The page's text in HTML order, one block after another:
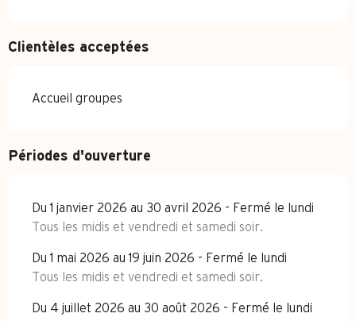
Clientèles acceptées
Accueil groupes
Périodes d'ouverture
Du 1 janvier 2026 au 30 avril 2026 - Fermé le lundi
Tous les midis et vendredi et samedi soir.
Du 1 mai 2026 au 19 juin 2026 - Fermé le lundi
Tous les midis et vendredi et samedi soir.
Du 4 juillet 2026 au 30 août 2026 - Fermé le lundi